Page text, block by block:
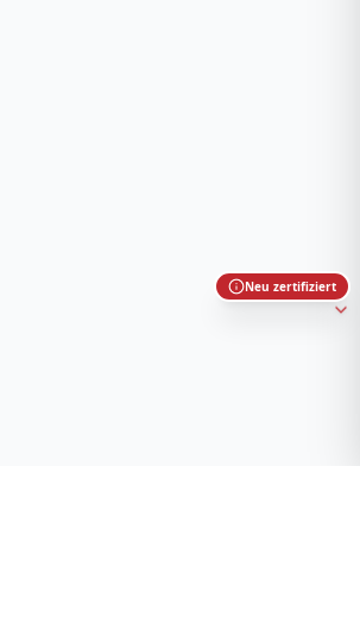
Neu zertifiziert